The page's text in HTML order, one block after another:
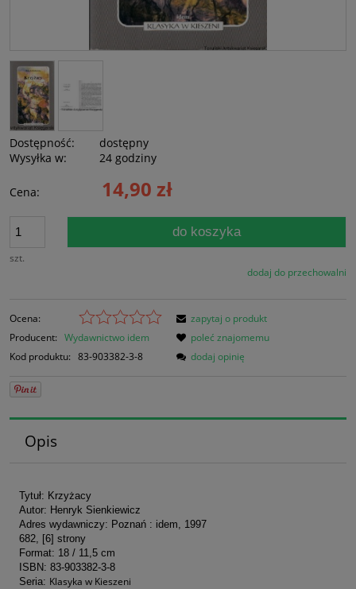
Dostępność:
dostępny
Wysyłka w:
24 godziny
Cena: 14,90 zł
szt.
do koszyka
dodaj do przechowalni
Ocena:
Producent: Wydawnictwo idem
Kod produktu: 83-903382-3-8
zapytaj o produkt
poleć znajomemu
dodaj opinię
Opis
Tytuł: Krzyżacy
Autor: Henryk Sienkiewicz
Adres wydawniczy: Poznań : idem, 1997
682, [6] strony
Format: 18 / 11,5 cm
ISBN: 83-903382-3-8
Seria: Klasyka w Kieszeni